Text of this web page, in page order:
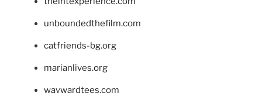
unboundedthefilm.com
catfriends-bg.org
marianlives.org
waywardtees.com